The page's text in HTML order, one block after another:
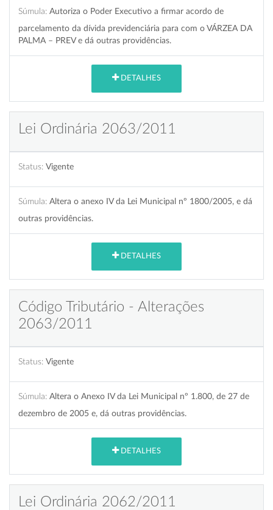
Súmula: Autoriza o Poder Executivo a firmar acordo de
parcelamento da dívida previdenciária para com o VÁRZEA DA
PALMA – PREV e dá outras providências.
DETALHES
Lei Ordinária 2063/2011
Status: Vigente
Súmula: Altera o anexo IV da Lei Municipal nº 1800/2005, e dá
outras providências.
DETALHES
Código Tributário - Alterações
2063/2011
Status: Vigente
Súmula: Altera o Anexo IV da Lei Municipal nº 1.800, de 27 de
dezembro de 2005 e, dá outras providências.
DETALHES
Lei Ordinária 2062/2011